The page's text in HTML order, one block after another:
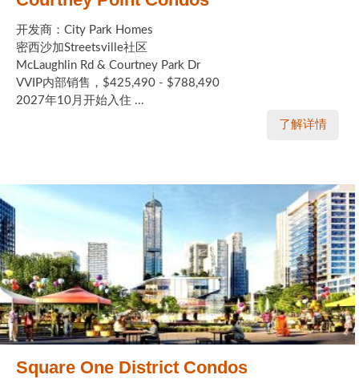
开发商：City Park Homes
密西沙加Streetsville社区
McLaughlin Rd & Courtney Park Dr
VVIP内部销售，$425,490 - $788,490
2027年10月开始入住 ...
了解详情
Square One District Condos